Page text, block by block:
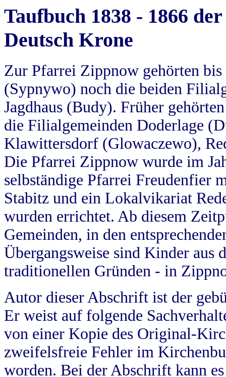
Taufbuch 1838 - 1866
Deutsch Krone
Zur Pfarrei Zippnow gehörten
(Sypnywo) noch die beiden
Jagdhaus (Budy). Früher
die Filialgemeinden Doderlage
Klawittersdorf (Glowaczewo),
Die Pfarrei Zippnow wurde im
selbständige Pfarrei Freudenfier
Stabitz und ein Lokalvikariat
wurden errichtet. Ab diesem
Gemeinden, in den
Übergangsweise sind Kinder aus
traditionellen Gründen - in
Autor dieser Abschrift ist der
Er weist auf folgende
von einer Kopie des Original-
zweifelsfreie Fehler im
worden. Bei der Abschrift kann